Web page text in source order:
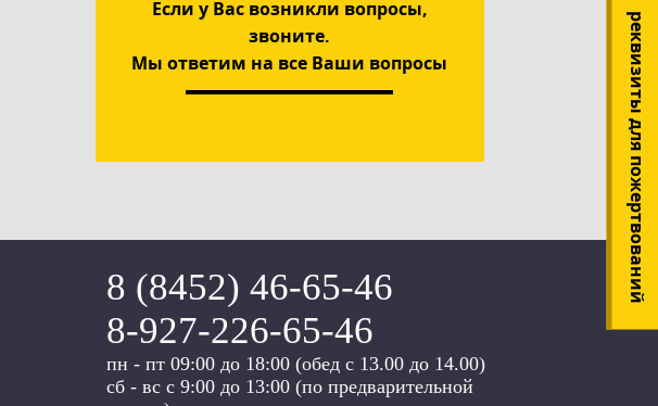
Если у Вас возникли вопросы,
звоните.
Мы ответим на все Ваши вопросы
8 (8452) 46-65-46
8-927-226-65-46
пн - пт 09:00 до 18:00 (обед c 13.00 до 14.00)
сб - вс с 9:00 до 13:00 (по предварительной
реквизиты для пожертвований